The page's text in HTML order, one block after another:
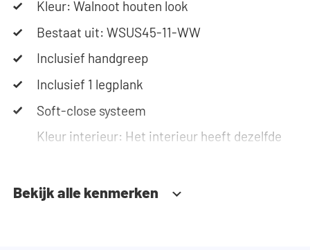
Kleur: Walnoot houten look
Bestaat uit: WSUS45-11-WW
Inclusief handgreep
Inclusief 1 legplank
Soft-close systeem
Kleur interieur: Het interieur heeft dezelfde
Kleur uitschuifbare delen: Antraciet
Bekijk alle kenmerken